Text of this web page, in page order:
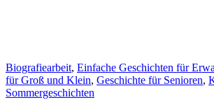
Biografiearbeit, Einfache Geschichten für
für Groß und Klein, Geschichte für Senioren,
Sommergeschichten